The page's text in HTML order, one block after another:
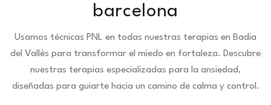
barcelona
Usamos técnicas PNL en todas nuestras terapias en Badia
del Vallès para transformar el miedo en fortaleza. Descubre
nuestras terapias especializadas para la ansiedad,
diseñadas para guiarte hacia un camino de calma y control.